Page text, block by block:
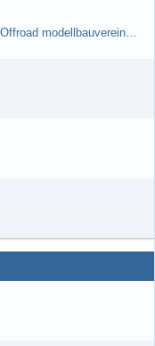
Gibt es noch in Raum Hannover RC Car Offroad modellbauvereine, habe selbst schon gegoogelt aber erfolglos